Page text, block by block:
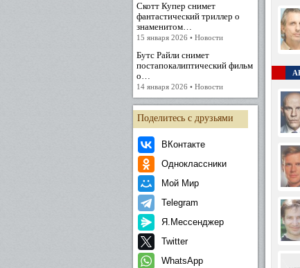
Скотт Купер снимет
фантастический триллер о
знаменитом…
15 января 2026 • Новости
Бутс Райли снимет
постапокалиптический фильм
о…
14 января 2026 • Новости
Поделитесь с друзьями
ВКонтакте
Одноклассники
Мой Мир
Telegram
Я.Мессенджер
Twitter
WhatsApp